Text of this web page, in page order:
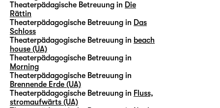
Theaterpädagische Betreuung in Die
Rättin
Theaterpädagogische Betreuung in Das
Schloss
Theaterpädagogische Betreuung in beach
house (UA)
Theaterpädagogische Betreuung in
Morning
Theaterpädagogische Betreuung in
Brennende Erde (UA)
Theaterpädagogische Betreuung in Fluss,
stromaufwärts (UA)